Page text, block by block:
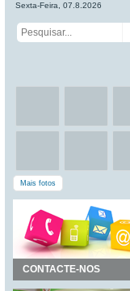
Sexta-Feira, 07.8.2026
Mais fotos
CONTACTE-NOS